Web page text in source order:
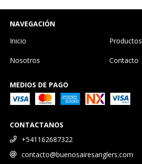
NAVEGACIÓN
Inicio
Productos
Nosotros Contacto
MEDIOS DE PAGO
CONTACTANOS
+541162687322
contacto@buenosairesanglers.com